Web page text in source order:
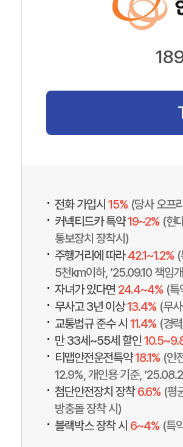
• 전화 가입시 15% (당사 오프
• 커넥티드카 특약19~2% (현
통보장치 장착시)
• 주행거리에 따라42.1~1.2%
5천km이하, ‘25.09.10 책임
• 자녀가 있다면 24.4~4% (특
• 무사고 3년 이상13.4% (무
• 교통법규 준수 시 11.4% (경
• 만 33세~55세 할인
• 티맵안전운전특약18.1% (안
12.9%, 개인용 기준,
• 첨단안전장치 장착6.6% (평
방충돌 장착 시)
• 블랙박스 장착 시 6~4% (특